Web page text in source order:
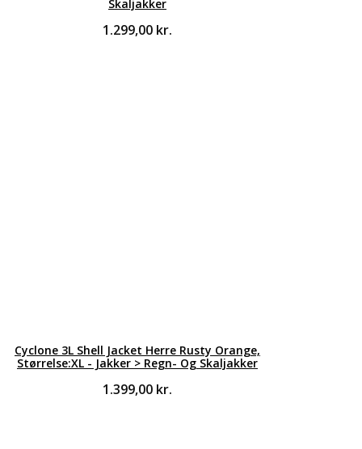
Skaljakker
1.299,00 kr.
Cyclone 3L Shell Jacket Herre Rusty Orange,
Størrelse:XL - Jakker > Regn- Og Skaljakker
1.399,00 kr.